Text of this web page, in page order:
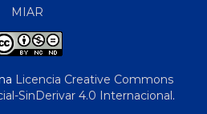
MIAR
Licencia Creative Commons
SinDerivar 4.0 Internacional.